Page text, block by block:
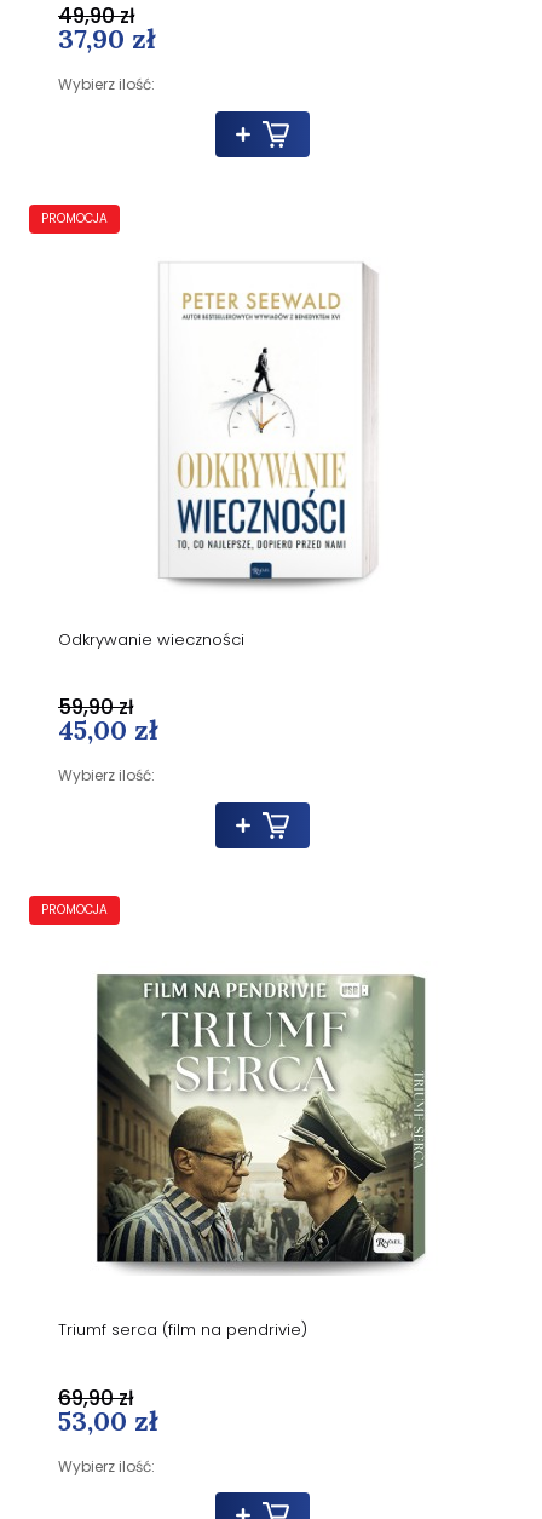
37,90 zł
Wybierz ilość:
49,90 zł
Odkrywanie wieczności
45,00 zł
Wybierz ilość:
59,90 zł
PROMOCJA
Triumf serca (film na pendrivie)
53,00 zł
Wybierz ilość:
69,90 zł
PROMOCJA